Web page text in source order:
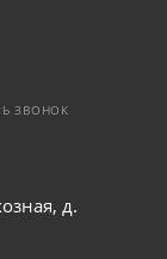
ЗВОНОК
д.